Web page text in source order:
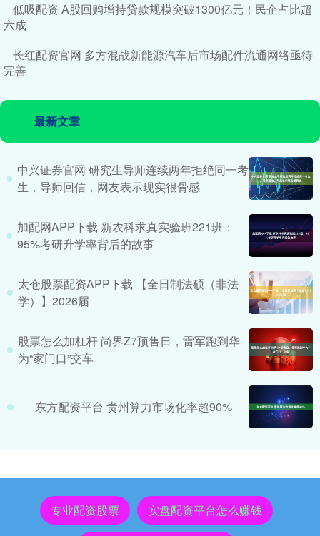
低吸配资 A股回购增持贷款规模突破1300亿元！民企占比超
六成
长红配资官网 多方混战新能源汽车后市场配件流通网络亟待
完善
最新文章
中兴证券官网 研究生导师连续两年拒绝同一考
生，导师回信，网友表示现实很骨感
加配网APP下载 新农科求真实验班221班：
95%考研升学率背后的故事
太仓股票配资APP下载 【全日制法硕（非法
学）】2026届
股票怎么加杠杆 尚界Z7预售日，雷军跑到华
为“家门口”交车
东方配资平台 贵州算力市场化率超90%
专业配资股票 实盘配资平台怎么赚钱